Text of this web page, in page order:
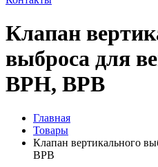
Клапан
выброса для
ВРН, ВРВ
Главная
Товары
Клапан вертикального
ВРВ